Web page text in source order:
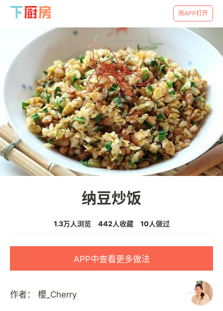
用APP打开
纳豆炒饭
1.3万人浏览 442人收藏 10人做过
APP中查看更多做法
作者： 櫻_Cherry